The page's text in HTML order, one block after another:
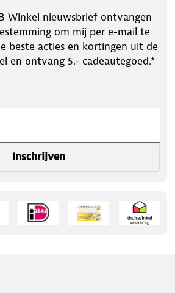
Winkel nieuwsbrief ontvangen
om mij per e-mail te
beste acties en kortingen uit de
en ontvang 5.- cadeautegoed.*
Inschrijven